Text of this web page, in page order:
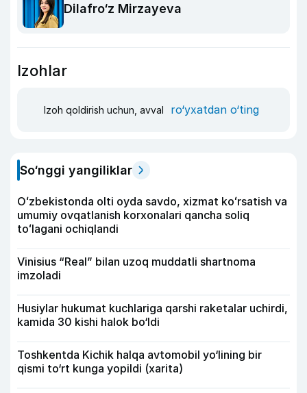
Dilafro‘z Mirzayeva
Izohlar
Izoh qoldirish uchun, avval ro‘yxatdan o‘ting
So‘nggi yangiliklar
Oʻzbekistonda olti oyda savdo, xizmat koʻrsatish va
umumiy ovqatlanish korxonalari qancha soliq
toʻlagani ochiqlandi
Vinisius “Real” bilan uzoq muddatli shartnoma
imzoladi
Husiylar hukumat kuchlariga qarshi raketalar uchirdi,
kamida 30 kishi halok bo‘ldi
Toshkentda Kichik halqa avtomobil yo‘lining bir
qismi to‘rt kunga yopildi (xarita)